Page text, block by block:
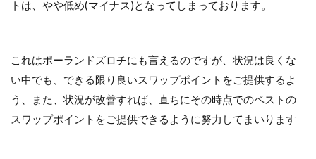
トは、やや低め(マイナス)となってしまっております。
これはポーランドズロチにも言えるのですが、状況は良くな
い中でも、できる限り良いスワップポイントをご提供するよ
う、また、状況が改善すれば、直ちにその時点でのベストの
スワップポイントをご提供できるように努力してまいります